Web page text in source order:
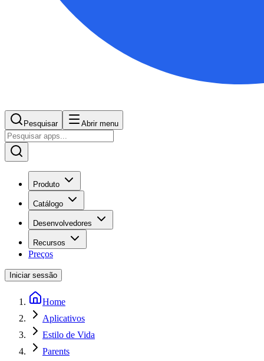
Pesquisar Abrir menu
Produto
Catálogo
Desenvolvedores
Recursos
Preços
Iniciar sessão
Home
Aplicativos
Estilo de Vida
Parents